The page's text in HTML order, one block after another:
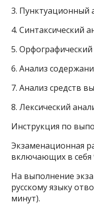
3. Пунктуационный
4. Син­так­си­че­ский
5. Орфографический
6. Анализ
7. Анализ средств
8. Лексический
Инструкция по
Экзаменационная
включающих в себя
На выполнение
русскому языку
минут).